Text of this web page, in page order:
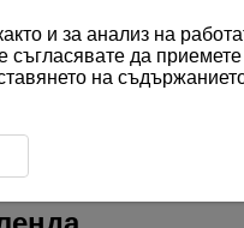
и за анализ на
съгласявате да
на